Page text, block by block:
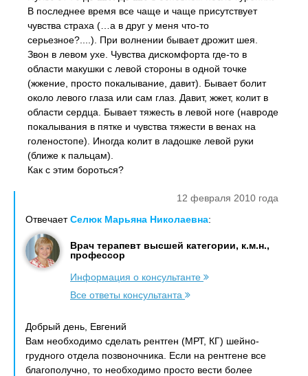
В последнее время все чаще и чаще присутствует
чувства страха (…а в друг у меня что-то
серьезное?....). При волнении бывает дрожит шея.
Звон в левом ухе. Чувства дискомфорта где-то в
области макушки с левой стороны в одной точке
(жжение, просто покалывание, давит). Бывает болит
около левого глаза или сам глаз. Давит, жжет, колит в
области сердца. Бывает тяжесть в левой ноге (навроде
покалывания в пятке и чувства тяжести в венах на
голеностопе). Иногда колит в ладошке левой руки
(ближе к пальцам).
Как с этим бороться?
12 февраля 2010 года
ОтвечаетСелюк Марьяна Николаевна:
Врач терапевт высшей категории, к.м.н.,
профессор
Информация о консультанте
Все ответы консультанта
Добрый день, Евгений
Вам необходимо сделать рентген (МРТ, КГ) шейно-
грудного отдела позвоночника. Если на рентгене все
благополучно, то необходимо просто вести более